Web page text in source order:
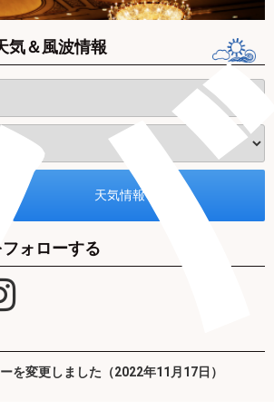
気＆風波情報
フォローする
を変更しました（2022年11月17日）